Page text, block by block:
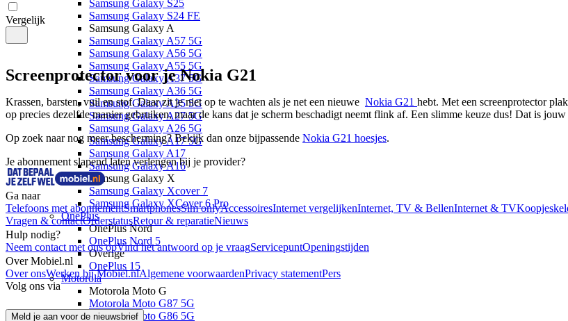
Samsung Galaxy S25
Samsung Galaxy S24 FE
Samsung Galaxy A
Samsung Galaxy A57 5G
Samsung Galaxy A56 5G
Samsung Galaxy A55 5G
Samsung Galaxy A37 5G
Samsung Galaxy A36 5G
Samsung Galaxy A35 5G
Samsung Galaxy A27 5G
Samsung Galaxy A26 5G
Samsung Galaxy A17 5G
Samsung Galaxy A17
Samsung Galaxy A16
Samsung Galaxy X
Samsung Galaxy Xcover 7
Samsung Galaxy XCover 6 Pro
OnePlus
OnePlus Nord
OnePlus Nord 5
Overige
OnePlus 15
Motorola
Motorola Moto G
Motorola Moto G87 5G
Motorola Moto G86 5G
Vergelijk
Screenprotector voor je Nokia G21
Krassen, barsten, vuil en stof. Daar zit je niet op te wachten als je net een nieuwe Nokia G21 hebt. Met een screenprotector
op precies dezelfde manier gebruiken, maar de kans dat je scherm beschadigt neemt flink af. Een slimme keuze dus! Dat is
Op zoek naar nog meer bescherming? Bekijk dan onze bijpassende Nokia G21 hoesjes.
Je abonnement slapend laten verlengen bij je provider?
Ga naar
Telefoons met abonnementSmartphonesSim onlyAccessoiresInternet vergelijkenInternet, TV & BellenInternet & TV
Vragen & contactOrderstatusRetour & reparatieNieuws
Hulp nodig?
Neem contact met ons opVind het antwoord op je vraagServicepuntOpeningstijden
Over Mobiel.nl
Over onsWerken bij Mobiel.nlAlgemene voorwaardenPrivacy statementPers
Volg ons via
Meld je aan voor de nieuwsbrief